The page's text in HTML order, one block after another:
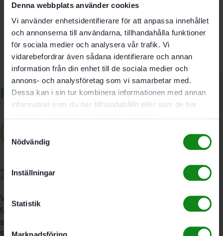
Denna webbplats använder cookies
Vi använder enhetsidentifierare för att anpassa innehållet
och annonserna till användarna, tillhandahålla funktioner
för sociala medier och analysera vår trafik. Vi
vidarebefordrar även sådana identifierare och annan
information från din enhet till de sociala medier och
annons- och analysföretag som vi samarbetar med.
Dessa kan i sin tur kombinera informationen med annan
information som du har tillhandahållit eller som de har
Nödvändig
Inställningar
Statistik
Bli först med att recensera ”Festool Justerbart stopp
AR-LR 32”
Du måste varainloggadför att skriva en recension.
Relaterade produkter
3A Byggdelen
Vi är återförsäljare av elverktyg, tillbehör, infästning och
förbrukningsmaterial. Vi har en fysisk butik och
serviceverkstad i Stockholm samt en e-handel för hela
Sverige. Av oss får du professionell service av